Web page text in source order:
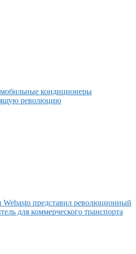
кондиционеры
революцию
представил революционный
для коммерческого транспорта